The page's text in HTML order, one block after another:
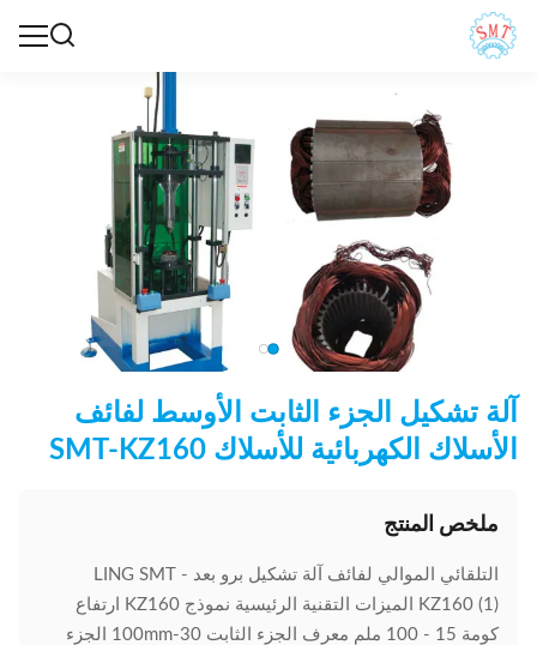
آلة تشكيل الجزء الثابت الأوسط لفائف
الأسلاك الكهربائية للأسلاك SMT-KZ160
ملخص المنتج
التلقائي الموالي لفائف آلة تشكيل برو بعد LING SMT -
KZ160 (1) الميزات التقنية الرئيسية نموذج KZ160 ارتفاع
كومة 15 - 100 ملم معرف الجزء الثابت 30-100mm الجزء